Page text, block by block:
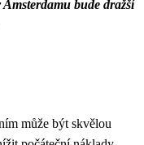
Amsterdamu bude dražší
může být skvělou